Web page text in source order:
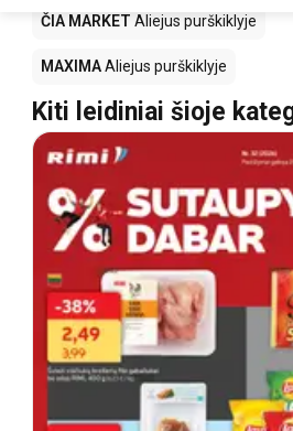
ČIA MARKET Aliejus purškiklyje
MAXIMAAliejus purškiklyje
Kiti leidiniai šioje